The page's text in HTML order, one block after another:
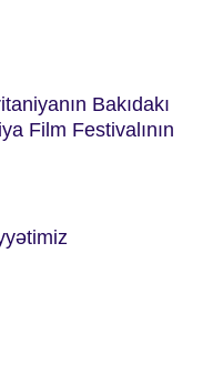
Bakıdakı
Film Festivalının